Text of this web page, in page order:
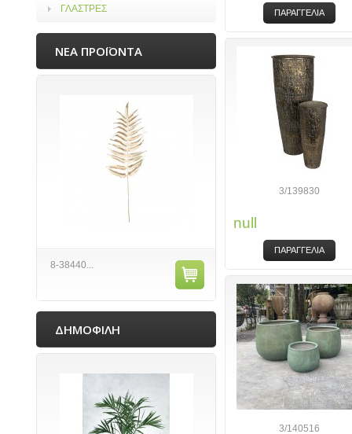
ΓΛΑΣΤΡΕΣ
ΝΕΑ ΠΡΟΪΟΝΤΑ
8-38440...
ΔΗΜΟΦΙΛΗ
ΠΑΡΑΓΓΕΛΙΑ
3/139830
null
ΠΑΡΑΓΓΕΛΙΑ
3/140516